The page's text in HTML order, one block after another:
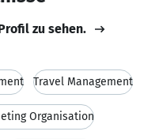
zu sehen.
Travel Management
Organisation